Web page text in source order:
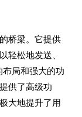
桥梁。它提供
轻松地发送、
局和强大的功
供了高级功
大地提升了用